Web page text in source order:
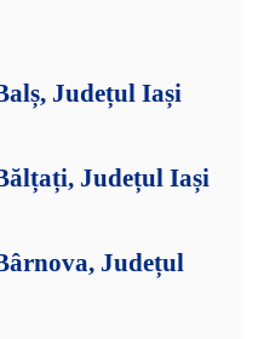
Județul Iași
Județul Iași
Județul